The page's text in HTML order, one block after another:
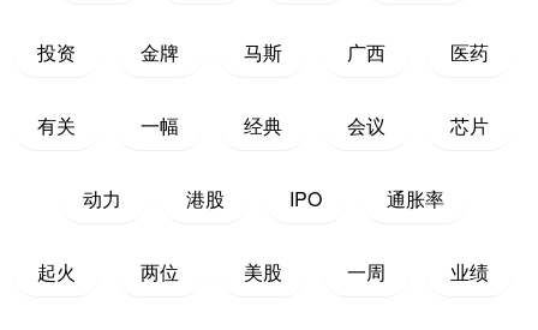
投资 金牌 马斯 广西 医药
有关 一幅 经典 会议 芯片
动力 港股 IPO 通胀率
起火 两位 美股 一周 业绩